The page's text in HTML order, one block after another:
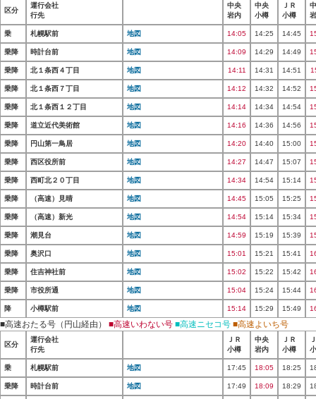
区分
運行会社
行先
中央
岩内
中央
小樽
ＪＲ
小樽
乗 札幌駅前 地図 14:05 14:25 14:45
乗降 時計台前 地図 14:09 14:29 14:49
乗降 北１条西４丁目 地図 14:11 14:31 14:51
乗降 北１条西７丁目 地図 14:12 14:32 14:52
乗降 北１条西１２丁目 地図 14:14 14:34 14:54
乗降 道立近代美術館 地図 14:16 14:36 14:56
乗降 円山第一鳥居 地図 14:20 14:40 15:00
乗降 西区役所前 地図 14:27 14:47 15:07
乗降 西町北２０丁目 地図 14:34 14:54 15:14
乗降 （高速）見晴 地図 14:45 15:05 15:25
乗降 （高速）新光 地図 14:54 15:14 15:34
乗降 潮見台 地図 14:59 15:19 15:39
乗降 奥沢口 地図 15:01 15:21 15:41
乗降 住吉神社前 地図 15:02 15:22 15:42
乗降 市役所通 地図 15:04 15:24 15:44
降 小樽駅前 地図 15:14 15:29 15:49
■高速おたる号（円山経由） ■高速いわない号 ■高速ニセコ号 ■高速よいち号
区分
運行会社
行先
ＪＲ
小樽
中央
岩内
ＪＲ
小樽
乗 札幌駅前 地図 17:45 18:05 18:25
乗降 時計台前 地図 17:49 18:09 18:29